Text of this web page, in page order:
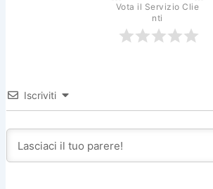
Vota il Servizio Clie
nti
Iscriviti